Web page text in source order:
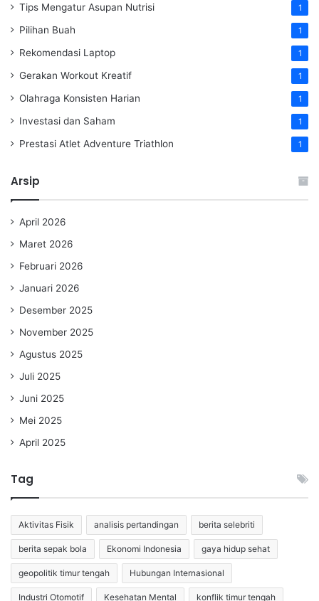
Tips Mengatur Asupan Nutrisi 1
Pilihan Buah 1
Rekomendasi Laptop 1
Gerakan Workout Kreatif 1
Olahraga Konsisten Harian 1
Investasi dan Saham 1
Prestasi Atlet Adventure Triathlon 1
Arsip
April 2026
Maret 2026
Februari 2026
Januari 2026
Desember 2025
November 2025
Agustus 2025
Juli 2025
Juni 2025
Mei 2025
April 2025
Tag
Aktivitas Fisik analisis pertandingan berita selebriti
berita sepak bola Ekonomi Indonesia gaya hidup sehat
geopolitik timur tengah Hubungan Internasional
Industri Otomotif Kesehatan Mental konflik timur tengah